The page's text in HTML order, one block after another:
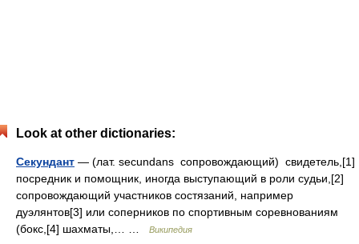
Look at other dictionaries:
Секундант — (лат. secundans сопровождающий) свидетель,[1]
посредник и помощник, иногда выступающий в роли судьи,[2]
сопровождающий участников состязаний, например
дуэлянтов[3] или соперников по спортивным соревнованиям
(бокс,[4] шахматы,… …
Википедия